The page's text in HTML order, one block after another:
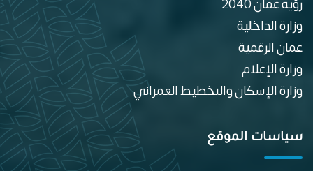
رؤية عمان 2040
وزارة الداخلية
عمان الرقمية
وزارة الإعلام
وزارة الإسكان والتخطيط العمراني
سياسات الموقع